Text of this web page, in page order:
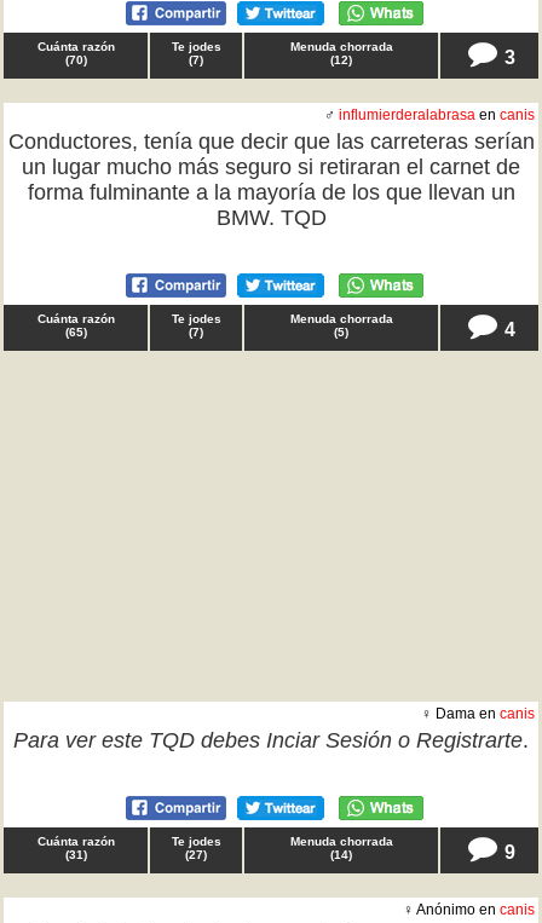
Cuánta razón
(70)
Te jodes
(7)
Menuda chorrada
(12) 3
♂ influmierderalabrasa en canis
Conductores, tenía que decir que las carreteras serían
un lugar mucho más seguro si retiraran el carnet de
forma fulminante a la mayoría de los que llevan un
BMW. TQD
Cuánta razón
(65)
Te jodes
(7)
Menuda chorrada
(5) 4
♀ Dama en canis
Para ver este TQD debes Inciar Sesión o Registrarte.
Cuánta razón
(31)
Te jodes
(27)
Menuda chorrada
(14) 9
♀ Anónimo en canis